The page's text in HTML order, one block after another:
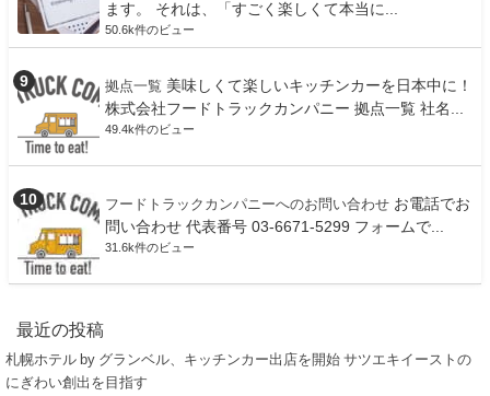
ます。 それは、「すごく楽しくて本当に...
50.6k件のビュー
拠点一覧 美味しくて楽しいキッチンカーを日本中に！
株式会社フードトラックカンパニー 拠点一覧 社名...
49.4k件のビュー
フードトラックカンパニーへのお問い合わせ お電話でお
問い合わせ 代表番号 03-6671-5299 フォームで...
31.6k件のビュー
最近の投稿
札幌ホテル by グランベル、キッチンカー出店を開始 サツエキイーストの
にぎわい創出を目指す